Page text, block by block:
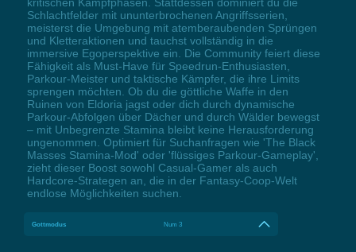
Schlachtfelder mit ununterbrochenen Angriffsserien,
meisterst die Umgebung mit atemberaubenden Sprüngen
und Kletteraktionen und tauchst vollständig in die
immersive Egoperspektive ein. Die Community feiert diese
Fähigkeit als Must-Have für Speedrun-Enthusiasten,
Parkour-Meister und taktische Kämpfer, die ihre Limits
sprengen möchten. Ob du die göttliche Waffe in den
Ruinen von Eldoria jagst oder dich durch dynamische
Parkour-Abfolgen über Dächer und durch Wälder bewegst
– mit Unbegrenzte Stamina bleibt keine Herausforderung
ungenommen. Optimiert für Suchanfragen wie 'The Black
Masses Stamina-Mod' oder 'flüssiges Parkour-Gameplay',
zieht dieser Boost sowohl Casual-Gamer als auch
Hardcore-Strategen an, die in der Fantasy-Coop-Welt
endlose Möglichkeiten suchen.
Gottmodus Num 3